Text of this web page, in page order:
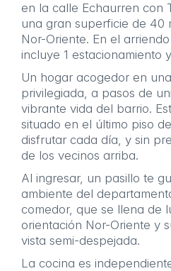
en la calle Echaurren con
una gran superficie de 40
Nor-Oriente. En el
incluye 1 estacionamiento
Un hogar acogedor en
privilegiada, a pasos de
vibrante vida del barrio.
situado en el último piso
disfrutar cada día, y sin
de los vecinos arriba.
Al ingresar, un pasillo te
ambiente del
comedor, que se llena de
orientación Nor-Oriente y
vista semi-despejada.
La cocina es